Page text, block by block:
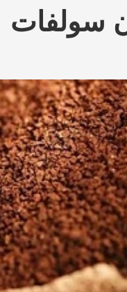
سولفات